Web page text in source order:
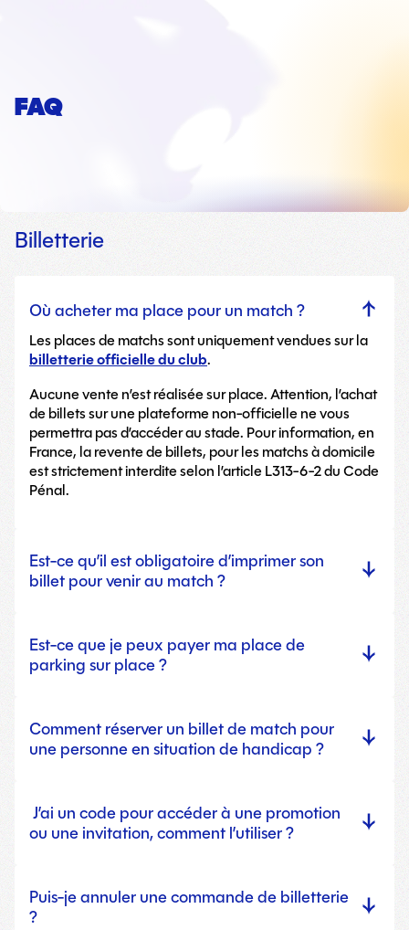
FAQ
Billetterie
Où acheter ma place pour un match ?
Les places de matchs sont uniquement vendues sur la
billetterie officielle du club.
Aucune vente n’est réalisée sur place. Attention, l’achat
de billets sur une plateforme non-officielle ne vous
permettra pas d’accéder au stade. Pour information, en
France, la revente de billets, pour les matchs à domicile
est strictement interdite selon l’article L313-6-2 du Code
Pénal.
Est-ce qu’il est obligatoire d’imprimer son
billet pour venir au match ?
Est-ce que je peux payer ma place de
parking sur place ?
Comment réserver un billet de match pour
une personne en situation de handicap ?
J’ai un code pour accéder à une promotion
ou une invitation, comment l’utiliser ?
Puis-je annuler une commande de billetterie
?